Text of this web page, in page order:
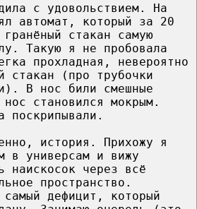
с удовольствием. На
автомат, который за 20
стакан самую
Такую я не пробовала
прохладная, невероятно
стакан (про трубочки
В нос били смешные
становился мокрым.
поскрипывали.
история. Прихожу я
в универсам и вижу
наискосок через всё
пространство.
дефицит, который